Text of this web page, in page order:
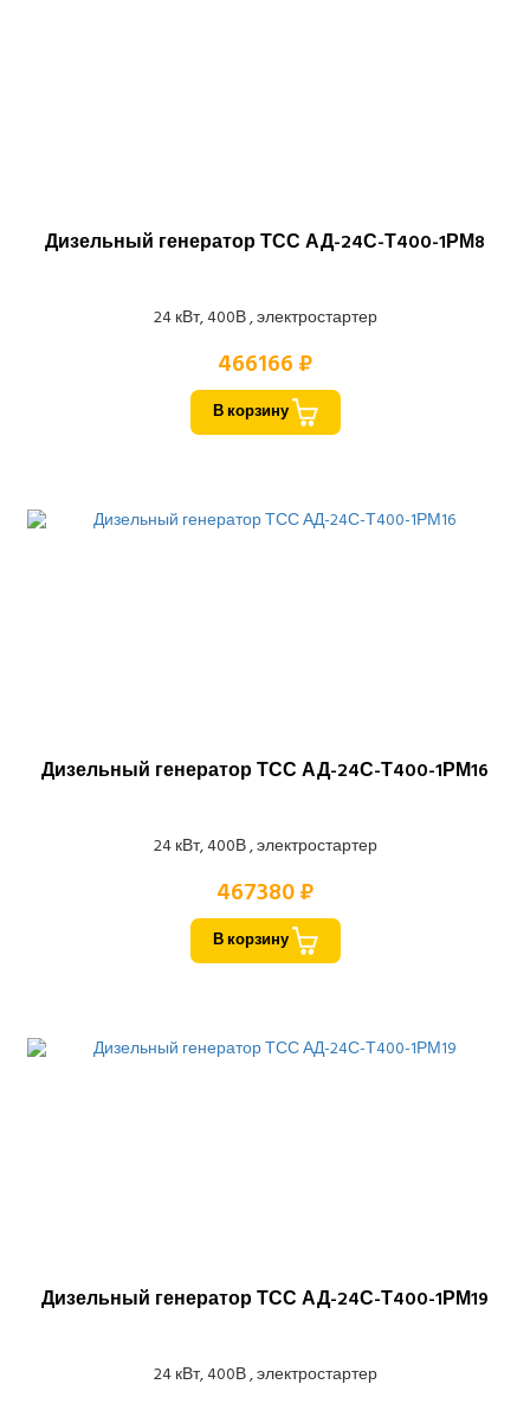
Дизельный генератор ТСС АД-24С-Т400-1РМ8
24 кВт, 400В , электростартер
466166 ₽
В корзину
Дизельный генератор ТСС АД-24С-Т400-1РМ16
24 кВт, 400В , электростартер
467380 ₽
В корзину
Дизельный генератор ТСС АД-24С-Т400-1РМ19
24 кВт, 400В , электростартер